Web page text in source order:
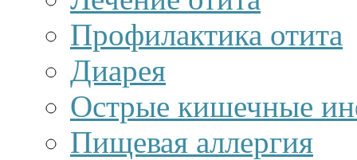
Профилактика отита
Диарея
Острые кишечные
Пищевая аллергия